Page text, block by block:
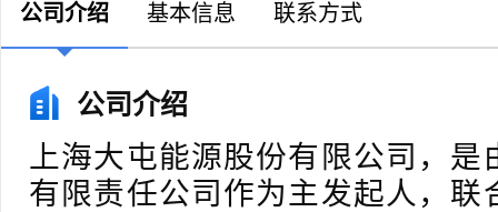
公司介绍 基本信息 联系方式
公司介绍
上海大屯能源股份有限公司，
有限责任公司作为主发起人，联